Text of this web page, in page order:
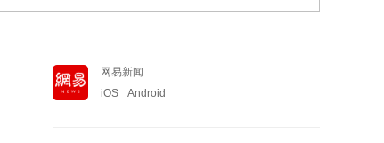
网易新闻
iOS
Android